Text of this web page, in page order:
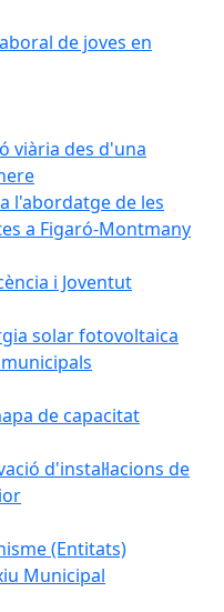
de joves en
viària des d'una
l'abordatge de les
a Figaró-Montmany
i Joventut
solar fotovoltaica
de capacitat
d'instal·lacions de
(Entitats)
Municipal